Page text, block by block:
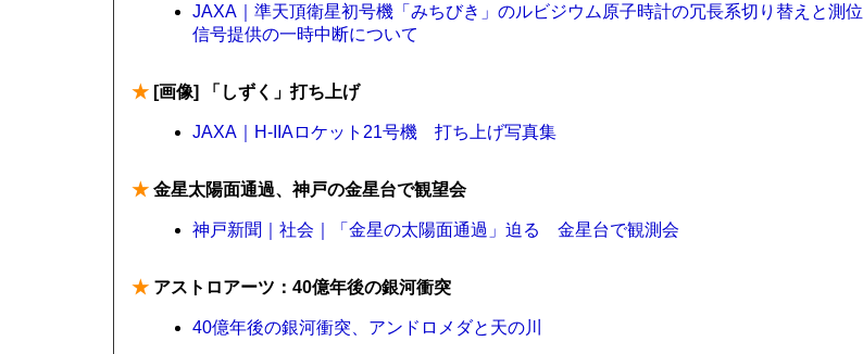
JAXA｜準天頂衛星初号機「みちびき」のルビジウム原子時計の冗長系切り替えと測位
信号提供の一時中断について
★ [画像] 「しずく」打ち上げ
JAXA｜H-IIAロケット21号機 打ち上げ写真集
★ 金星太陽面通過、神戸の金星台で観望会
神戸新聞｜社会｜「金星の太陽面通過」迫る 金星台で観測会
★ アストロアーツ：40億年後の銀河衝突
40億年後の銀河衝突、アンドロメダと天の川